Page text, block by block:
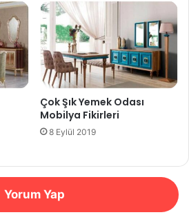
Çok Şık Yemek Odası
Mobilya Fikirleri
8 Eylül 2019
Yorum Yap